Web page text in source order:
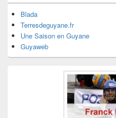
Blada
Terresdeguyane.fr
Une Saison en Guyane
Guyaweb